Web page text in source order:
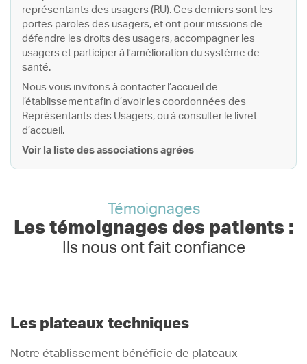
représentants des usagers (RU). Ces derniers sont les
portes paroles des usagers, et ont pour missions de
défendre les droits des usagers, accompagner les
usagers et participer à l’amélioration du système de
santé.
Nous vous invitons à contacter l’accueil de
l’établissement afin d’avoir les coordonnées des
Représentants des Usagers, ou à consulter le livret
d’accueil.
Voir la liste des associations agrées
Témoignages
Les témoignages des patients :
Ils nous ont fait confiance
Les plateaux techniques
Notre établissement bénéficie de plateaux